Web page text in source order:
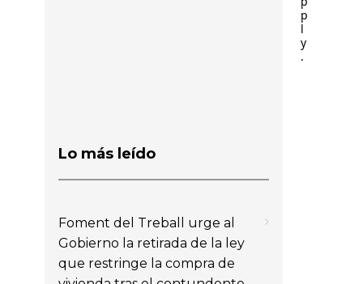
p
l
y
.
Lo más leído
Foment del Treball urge al
Gobierno la retirada de la ley
que restringe la compra de